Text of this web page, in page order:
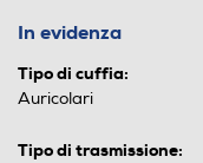
In evidenza
Tipo di cuffia:
Auricolari
Tipo di trasmissione: